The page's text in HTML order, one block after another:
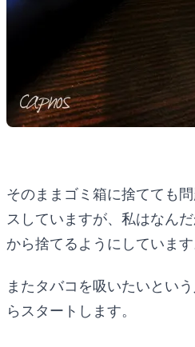
そのままゴミ箱に捨てても
スしていますが、私はなん
から捨てるようにしています
またタバコを吸いたいとい
らスタートします。